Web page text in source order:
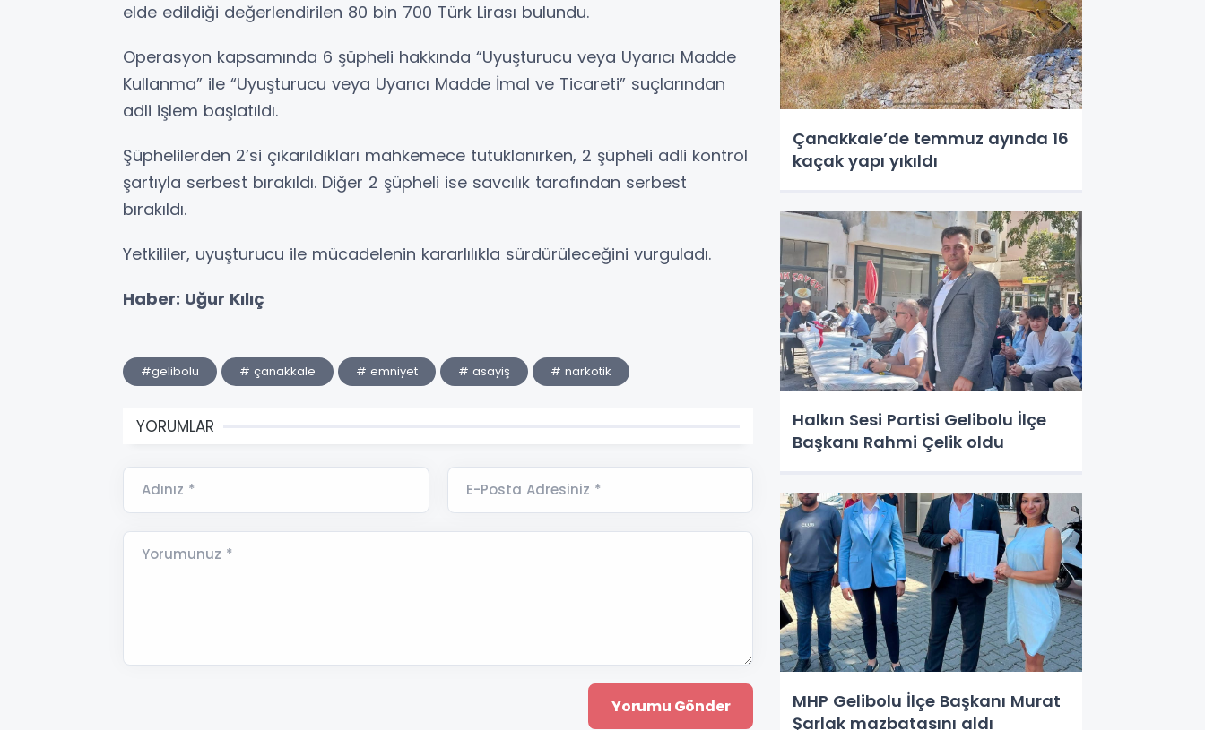
elde edildiği değerlendirilen 80 bin 700 Türk Lirası bulundu.
Operasyon kapsamında 6 şüpheli hakkında “Uyuşturucu veya Uyarıcı Madde
Kullanma” ile “Uyuşturucu veya Uyarıcı Madde İmal ve Ticareti” suçlarından
adli işlem başlatıldı.
Şüphelilerden 2’si çıkarıldıkları mahkemece tutuklanırken, 2 şüpheli adli kontrol
şartıyla serbest bırakıldı. Diğer 2 şüpheli ise savcılık tarafından serbest
bırakıldı.
Yetkililer, uyuşturucu ile mücadelenin kararlılıkla sürdürüleceğini vurguladı.
Haber: Uğur Kılıç
#gelibolu # çanakkale # emniyet # asayiş # narkotik
YORUMLAR
Adınız * E-Posta Adresiniz *
Yorumunuz *
Çanakkale’de temmuz ayında 16
kaçak yapı yıkıldı
Halkın Sesi Partisi Gelibolu İlçe
Başkanı Rahmi Çelik oldu
MHP Gelibolu İlçe Başkanı Murat
Şarlak mazbatasını aldı